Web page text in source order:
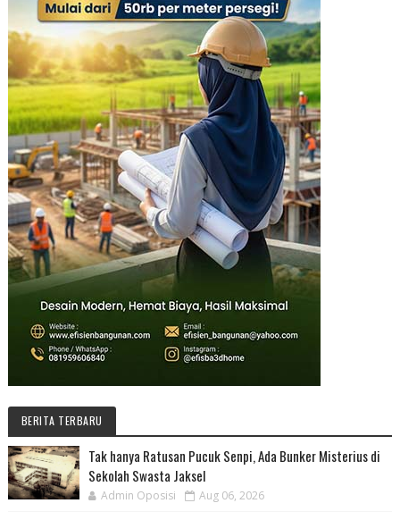
BERITA TERBARU
Tak hanya Ratusan Pucuk Senpi, Ada Bunker Misterius di
Sekolah Swasta Jaksel
Admin Oposisi Aug 06, 2026